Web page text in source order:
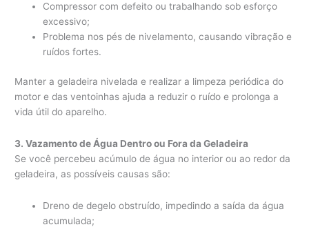
Compressor com defeito ou trabalhando sob esforço
excessivo;
Problema nos pés de nivelamento, causando vibração e
ruídos fortes.
Manter a geladeira nivelada e realizar a limpeza periódica do
motor e das ventoinhas ajuda a reduzir o ruído e prolonga a
vida útil do aparelho.
3. Vazamento de Água Dentro ou Fora da Geladeira
Se você percebeu acúmulo de água no interior ou ao redor da
geladeira, as possíveis causas são:
Dreno de degelo obstruído, impedindo a saída da água
acumulada;